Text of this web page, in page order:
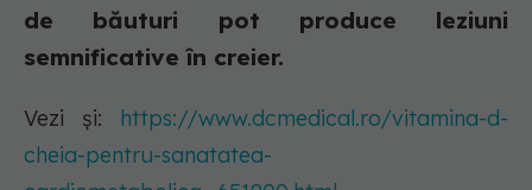
de băuturi pot produce leziuni
semnificative în creier.
Vezi și: https://www.dcmedical.ro/vitamina-d-
cheia-pentru-sanatatea-